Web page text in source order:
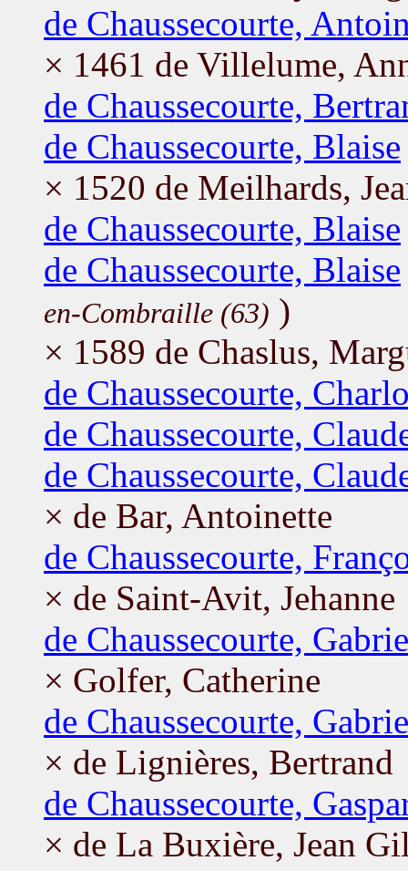
de Chaussecourte,
× 1461 de Villelume,
de Chaussecourte,
de Chaussecourte, Blaise
× 1520 de Meilhards,
de Chaussecourte, Blaise
de Chaussecourte, Blaise
en-Combraille (63) )
× 1589 de Chaslus,
de Chaussecourte,
de Chaussecourte,
de Chaussecourte,
× de Bar, Antoinette
de Chaussecourte,
× de Saint-Avit, Jehanne
de Chaussecourte,
× Golfer, Catherine
de Chaussecourte,
× de Lignières, Bertrand
de Chaussecourte,
× de La Buxière, Jean